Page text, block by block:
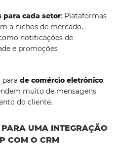
para cada setor: Plataformas
a nichos de mercado,
notificações de
e promoções
para de comércio eletrônico,
muito de mensagens
do cliente.
UMA INTEGRAÇÃO
COM O CRM